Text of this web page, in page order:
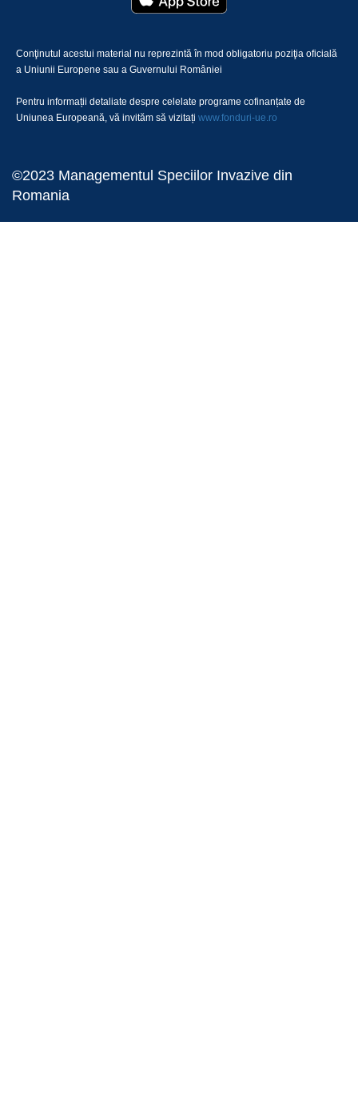
Conţinutul acestui material nu reprezintă în mod obligatoriu poziţia oficială
a Uniunii Europene sau a Guvernului României
Pentru informații detaliate despre celelate programe cofinanțate de
Uniunea Europeană, vă invităm să vizitați www.fonduri-ue.ro
©2023 Managementul Speciilor Invazive din
Romania